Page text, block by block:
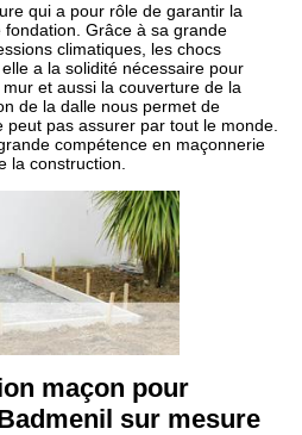
qui a pour rôle de garantir la
fondation. Grâce à sa grande
climatiques, les chocs
a la solidité nécessaire pour
et aussi la couverture de la
de la dalle nous permet de
pas assurer par tout le monde.
compétence en maçonnerie
la construction.
maçon pour
sur mesure